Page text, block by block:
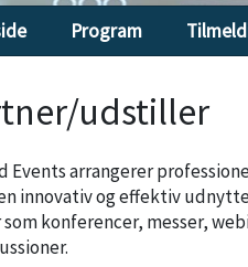
Program
udstiller
Events arrangerer
innovativ og effektiv
konferencer, messer,